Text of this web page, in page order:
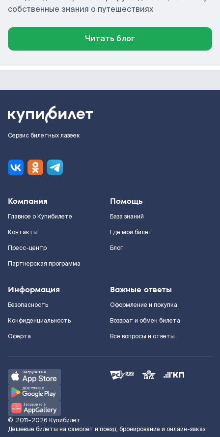
собственные знания о путешествиях
Читать блог
Сервис билетных лазеек
Компания
Главное о Купибилете
Контакты
Пресс-центр
Партнерская программа
Помощь
База знаний
Где мой билет
Блог
Информация
Безопасность
Конфиденциальность
Оферта
Важные ответы
Оформление и покупка
Возврат и обмен билета
Все вопросы и ответы
© 2011–2026 Купибилет
Дешёвые билеты на самолёт и поезд, бронирование и онлайн-заказ